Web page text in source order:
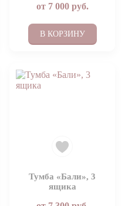
от 7 000руб.
В КОРЗИНУ
Тумба «Бали», 3
ящика